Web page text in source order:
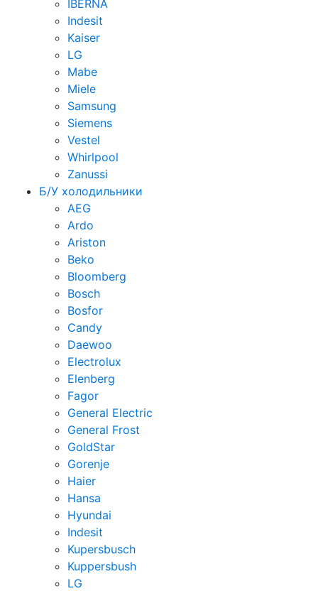
IBERNA
Indesit
Kaiser
LG
Mabe
Miele
Samsung
Siemens
Vestel
Whirlpool
Zanussi
Б/У холодильники
AEG
Ardo
Ariston
Beko
Bloomberg
Bosch
Bosfor
Candy
Daewoo
Electrolux
Elenberg
Fagor
General Electric
General Frost
GoldStar
Gorenje
Haier
Hansa
Hyundai
Indesit
Kupersbusch
Kuppersbush
LG